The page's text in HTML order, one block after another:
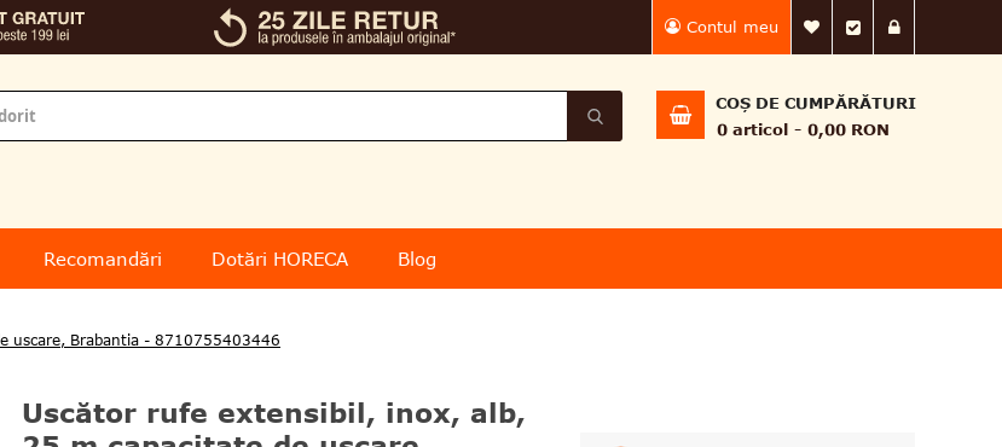
Contul meu Lista Mea de
Finalizează
COȘ DE CUMPĂRĂTURI
0 articol 0,00 RON
Recomandări Dotări HORECA Blog
uscare, Brabantia - 8710755403446
Uscător rufe extensibil, inox, alb,